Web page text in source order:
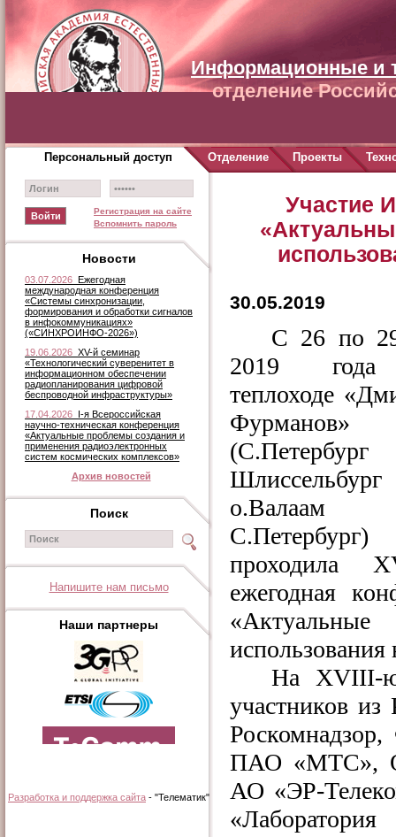
Информационные и
отделение
Регистрация на сайте
Вспомнить пароль
Новости
03.07.2026 Ежегодная
международная конференция
«Системы синхронизации,
формирования и обработки сигналов
в инфокоммуникациях»
(«СИНХРОИНФО-2026»)
19.06.2026 XV-й семинар
«Технологический суверенитет в
информационном обеспечении
радиопланирования цифровой
беспроводной инфраструктуры»
17.04.2026 I-я Всероссийская
научно-техническая конференция
«Актуальные проблемы создания и
применения радиоэлектронных
систем космических комплексов»
Архив новостей
Поиск
Напишите нам письмо
Наши партнеры
Разработка и поддержка сайта - "Телематик"
Участие
30.05.2019
С 26 по
2019
теплоходе
Фурманов»
С.Петербург)
проходила
ежегодная
использования
На XVIII-
участников
ПАО «МТС»,
АО «ЭР-
Персональный доступ Отделение Проекты